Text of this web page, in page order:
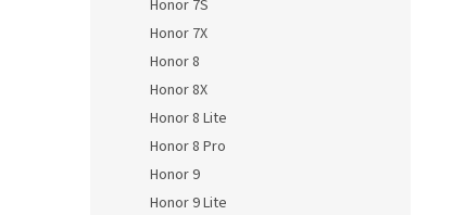
Honor 7S
Honor 7X
Honor 8
Honor 8X
Honor 8 Lite
Honor 8 Pro
Honor 9
Honor 9 Lite